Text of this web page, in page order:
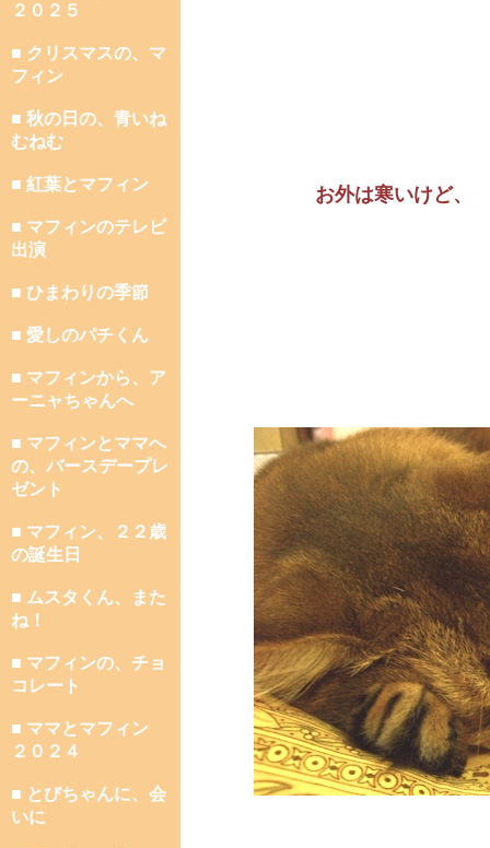
２０２５
■ クリスマスの、マ
フィン
■ 秋の日の、青いね
むねむ
■ 紅葉とマフィン
■ マフィンのテレビ
出演
■ ひまわりの季節
■ 愛しのパチくん
■ マフィンから、ア
ーニャちゃんへ
■ マフィンとママへ
の、バースデープレ
ゼント
■ マフィン、２２歳
の誕生日
■ ムスタくん、また
ね！
■ マフィンの、チョ
コレート
■ ママとマフィン
２０２４
■ とびちゃんに、会
いに
お外は寒いけど、